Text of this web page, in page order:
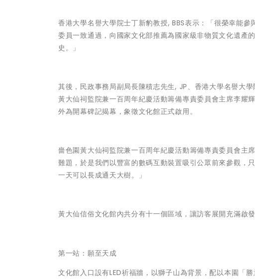
香港大學名譽大學院士丁新豹教授, BBS表示：「很榮幸能參
委員一致通過，向國家文化部推薦為國家級非物質文化遺產
史。」
其後，民政事務局副局長陳積志先生, JP、香港大學名譽大學
黃大仙祠監院兼一百周年紀慶活動籌備專責委員會主席李耀
外為開幕碑記揭幕，象徵文化館正式啟用。
嗇色園黃大仙祠監院兼一百周年紀慶活動籌備專責委員會主
難題，於是我們以豐富的數碼互動裝置吸引公眾前來參觀，
一天可以長成通天大樹。」
黃大仙信俗文化館內共分有十一個區域，讓訪客展開充滿啟
第一站：願至天成
文化館入口設有LED祈福牆，以獅子山為背景，配以本園「